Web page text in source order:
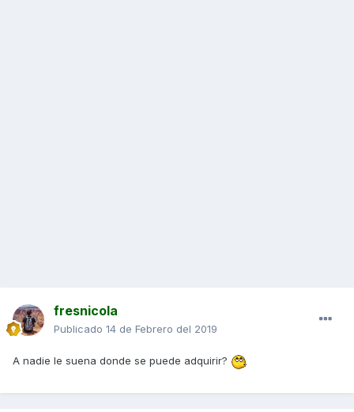
fresnicola
Publicado 14 de Febrero del 2019
A nadie le suena donde se puede adquirir?